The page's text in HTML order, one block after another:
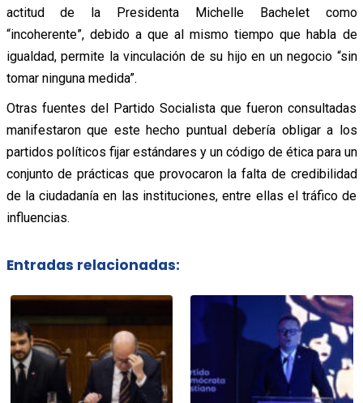
actitud de la Presidenta Michelle Bachelet como
“incoherente”, debido a que al mismo tiempo que habla de
igualdad, permite la vinculación de su hijo en un negocio “sin
tomar ninguna medida”.
Otras fuentes del Partido Socialista que fueron consultadas
manifestaron que este hecho puntual debería obligar a los
partidos políticos fijar estándares y un código de ética para un
conjunto de prácticas que provocaron la falta de credibilidad
de la ciudadanía en las instituciones, entre ellas el tráfico de
influencias.
Entradas relacionadas: